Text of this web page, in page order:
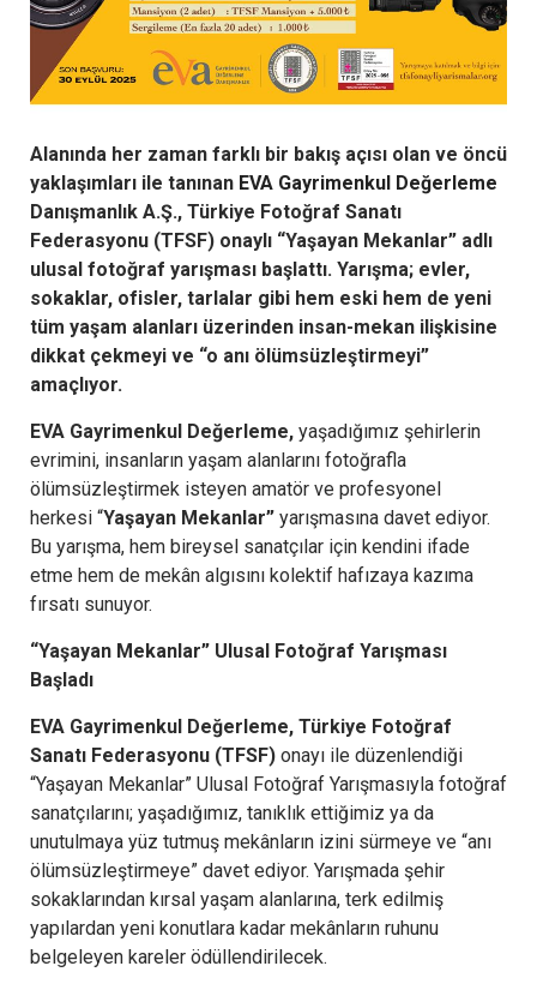
Alanında her zaman farklı bir bakış açısı olan ve öncü
yaklaşımları ile tanınan EVA Gayrimenkul Değerleme
Danışmanlık A.Ş., Türkiye Fotoğraf Sanatı
Federasyonu (TFSF) onaylı “Yaşayan Mekanlar” adlı
ulusal fotoğraf yarışması başlattı. Yarışma; evler,
sokaklar, ofisler, tarlalar gibi hem eski hem de yeni
tüm yaşam alanları üzerinden insan-mekan ilişkisine
dikkat çekmeyi ve “o anı ölümsüzleştirmeyi”
amaçlıyor.
EVA Gayrimenkul Değerleme, yaşadığımız şehirlerin
evrimini, insanların yaşam alanlarını fotoğrafla
ölümsüzleştirmek isteyen amatör ve profesyonel
herkesi “Yaşayan Mekanlar” yarışmasına davet ediyor.
Bu yarışma, hem bireysel sanatçılar için kendini ifade
etme hem de mekân algısını kolektif hafızaya kazıma
fırsatı sunuyor.
“Yaşayan Mekanlar” Ulusal Fotoğraf Yarışması
Başladı
EVA Gayrimenkul Değerleme, Türkiye Fotoğraf
Sanatı Federasyonu (TFSF) onayı ile düzenlendiği
“Yaşayan Mekanlar” Ulusal Fotoğraf Yarışmasıyla fotoğraf
sanatçılarını; yaşadığımız, tanıklık ettiğimiz ya da
unutulmaya yüz tutmuş mekânların izini sürmeye ve “anı
ölümsüzleştirmeye” davet ediyor. Yarışmada şehir
sokaklarından kırsal yaşam alanlarına, terk edilmiş
yapılardan yeni konutlara kadar mekânların ruhunu
belgeleyen kareler ödüllendirilecek.